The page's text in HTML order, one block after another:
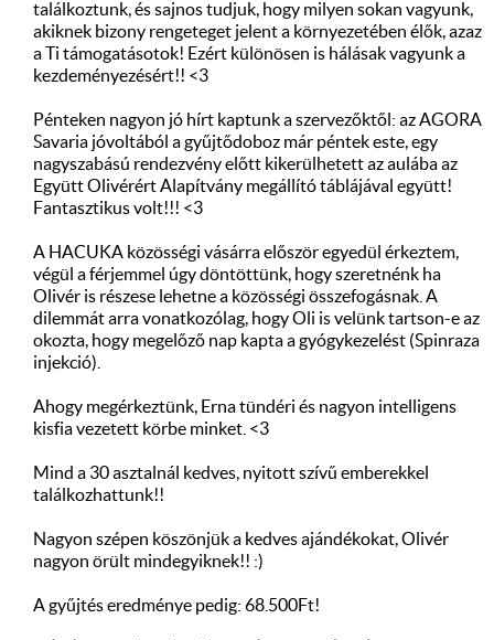
találkoztunk, és sajnos tudjuk, hogy milyen sokan vagyunk,
akiknek bizony rengeteget jelent a környezetében élők, azaz
a Ti támogatásotok! Ezért különösen is hálásak vagyunk a
kezdeményezésért!! <3
Pénteken nagyon jó hírt kaptunk a szervezőktől: az AGORA
Savaria jóvoltából a gyűjtődoboz már péntek este, egy
nagyszabású rendezvény előtt kikerülhetett az aulába az
Együtt Olivérért Alapítvány megállító táblájával együtt!
Fantasztikus volt!!! <3
A HACUKA közösségi vásárra először egyedül érkeztem,
végül a férjemmel úgy döntöttünk, hogy szeretnénk ha
Olivér is részese lehetne a közösségi összefogásnak. A
dilemmát arra vonatkozólag, hogy Oli is velünk tartson-e az
okozta, hogy megelőző nap kapta a gyógykezelést (Spinraza
injekció).
Ahogy megérkeztünk, Erna tündéri és nagyon intelligens
kisfia vezetett körbe minket. <3
Mind a 30 asztalnál kedves, nyitott szívű emberekkel
találkozhattunk!!
Nagyon szépen köszönjük a kedves ajándékokat, Olivér
nagyon örült mindegyiknek!! :)
A gyűjtés eredménye pedig: 68.500Ft!